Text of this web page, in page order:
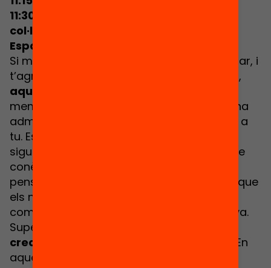
11:30 - 12:45: Espais d'aprenentatge i
col·laboració*:
Espai EXPERIMENTA
Si mai has viscut l’experiència de programar, i
t’agradaria tastar-ho per primera vegada,
aquesta és la teva oportunitat!
membre d’una família, docent, càrrec d’una
administració o investigadora, això és per a
tu. Es parla molt del “codi”, i de com totes,
sigui quina sigui la nostra feina, hauríem de
conèixer mínimament què és això del
pensament computacional. Sobretot, ara que
els nostres infants i adolescents ho faran
com a part de la seva trajectòria educativa.
Supera la barrera i
creativitat digital amb les teves mans
! En
aquest taller interactiu amb